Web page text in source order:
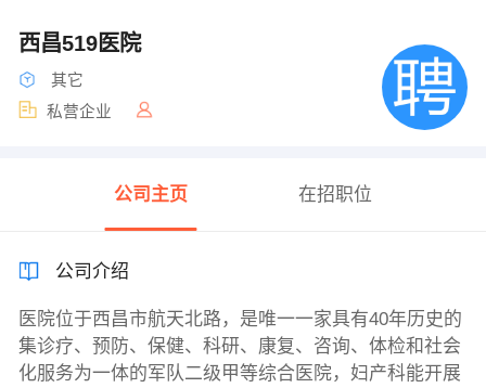
西昌519医院
其它
私营企业
公司主页 在招职位
公司介绍
医院位于西昌市航天北路，是唯一一家具有40年历史的
集诊疗、预防、保健、科研、康复、咨询、体检和社会
化服务为一体的军队二级甲等综合医院，妇产科能开展